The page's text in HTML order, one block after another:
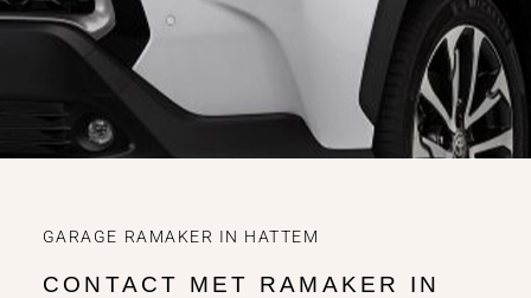
GARAGE RAMAKER IN HATTEM
CONTACT MET RAMAKER IN